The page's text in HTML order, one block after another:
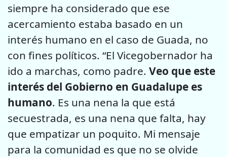
siempre ha considerado que ese
acercamiento estaba basado en un
interés humano en el caso de Guada, no
con fines políticos. “El Vicegobernador ha
ido a marchas, como padre. Veo que este
interés del Gobierno en Guadalupe es
humano. Es una nena la que está
secuestrada, es una nena que falta, hay
que empatizar un poquito. Mi mensaje
para la comunidad es que no se olvide